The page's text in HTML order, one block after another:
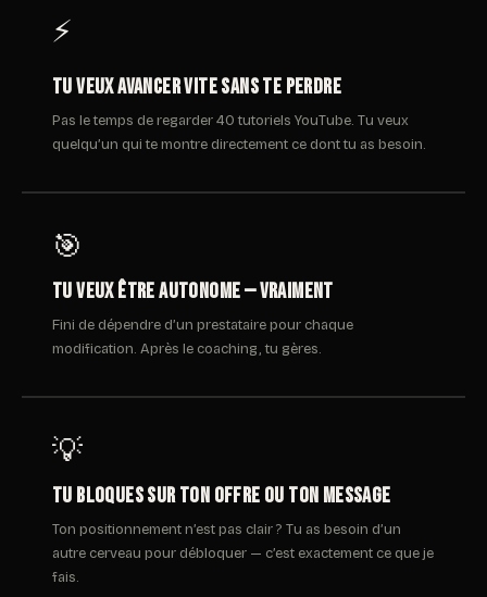
⚡
Tu veux avancer vite sans te perdre
Pas le temps de regarder 40 tutoriels YouTube. Tu veux
quelqu’un qui te montre directement ce dont tu as besoin.
🎯
Tu veux être autonome — vraiment
Fini de dépendre d’un prestataire pour chaque
modification. Après le coaching, tu gères.
💡
Tu bloques sur ton offre ou ton message
Ton positionnement n’est pas clair ? Tu as besoin d’un
autre cerveau pour débloquer — c’est exactement ce que je
fais.